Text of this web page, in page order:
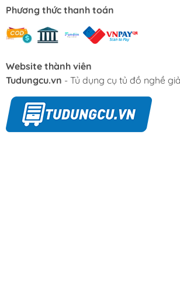
Phương thức thanh toán
Website thành viên
Tudungcu.vn - Tủ dụng cụ tủ đồ nghề